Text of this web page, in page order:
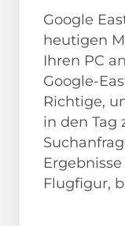
Google
heutigen
Ihren PC
Google-
Richtige,
in den Tag
Flugfigur,